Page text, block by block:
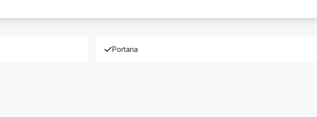
Portaria